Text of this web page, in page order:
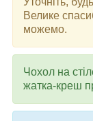
Велике
можемо.
Чохол на
жатка-креш